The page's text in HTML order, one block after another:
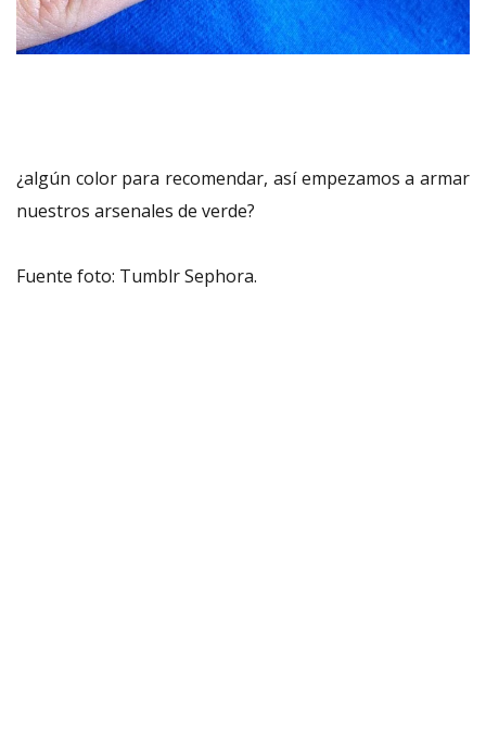
¿algún color para recomendar, así empezamos a armar
nuestros arsenales de verde?
Fuente foto: Tumblr Sephora.